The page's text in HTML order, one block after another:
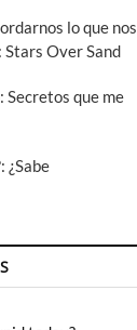
lo que nos
Stars Over Sand
Secretos que me
¿Sabe